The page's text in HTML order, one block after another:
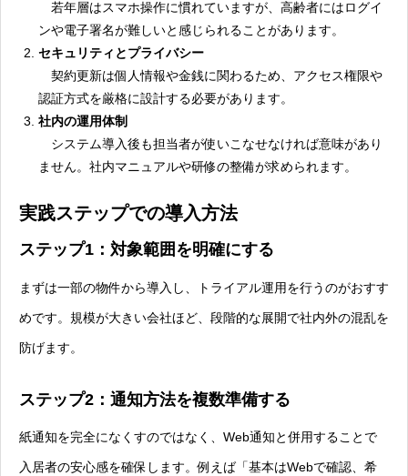
若年層はスマホ操作に慣れていますが、高齢者にはログイ
ンや電子署名が難しいと感じられることがあります。
セキュリティとプライバシー
契約更新は個人情報や金銭に関わるため、アクセス権限や
認証方式を厳格に設計する必要があります。
社内の運用体制
システム導入後も担当者が使いこなせなければ意味があり
ません。社内マニュアルや研修の整備が求められます。
実践ステップでの導入方法
ステップ1：対象範囲を明確にする
まずは一部の物件から導入し、トライアル運用を行うのがおすす
めです。規模が大きい会社ほど、段階的な展開で社内外の混乱を
防げます。
ステップ2：通知方法を複数準備する
紙通知を完全になくすのではなく、Web通知と併用することで
入居者の安心感を確保します。例えば「基本はWebで確認、希